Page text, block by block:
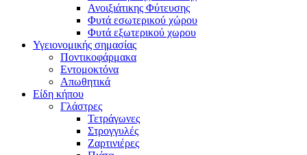
Ανοιξιάτικης Φύτευσης
Φυτά εσωτερικού χώρου
Φυτά εξωτερικού χωρου
Υγειονομικής σημασίας
Ποντικοφάρμακα
Εντομοκτόνα
Απωθητικά
Είδη κήπου
Γλάστρες
Τετράγωνες
Στρογγυλές
Ζαρτινιέρες